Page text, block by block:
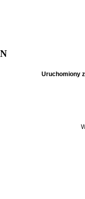
Uruchomiony